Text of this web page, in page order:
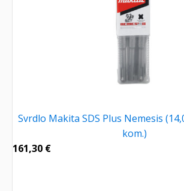
Svrdlo Makita SDS Plus Nemesis
kom.)
161,30 €